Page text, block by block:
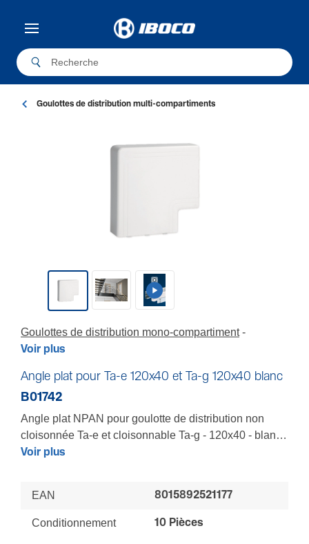
Goulottes de distribution multi-compartiments
Goulottes de distribution mono-compartiment
Voir plus
Angle plat pour Ta-e 120x40 et Ta-g 120x40 blanc
B01742
Angle plat NPAN pour goulotte de distribution non
cloisonnée Ta-e et cloisonnable Ta-g - 120x40 - blanc
RAL9010
coupes mêmes imprécises des socles et couvercles -
Tenue renforcée
Voir plus
EAN 8015892521177
Conditionnement 10 Pièces